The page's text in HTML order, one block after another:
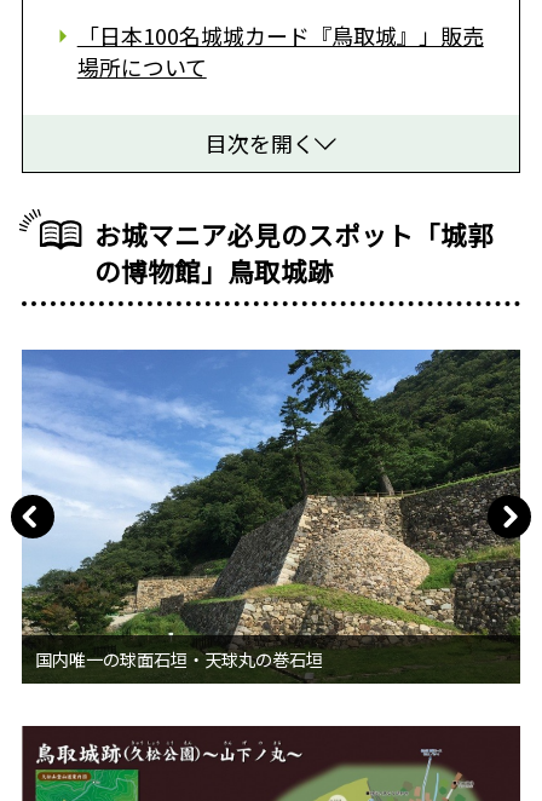
「日本100名城城カード『鳥取城』」販売
場所について
目次を開く
お城マニア必見のスポット「城郭
の博物館」鳥取城跡